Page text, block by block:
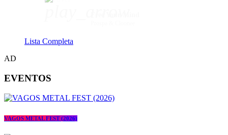
Lista Completa
AD
EVENTOS
VAGOS METAL FEST (2026)